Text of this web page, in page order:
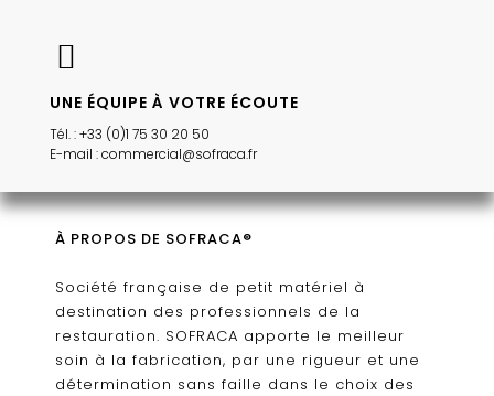
UNE ÉQUIPE À VOTRE ÉCOUTE
Tél. : +33 (0)1 75 30 20 50
E-mail : commercial@sofraca.fr
À PROPOS DE SOFRACA®
Société française de petit matériel à
destination des professionnels de la
restauration. SOFRACA apporte le meilleur
soin à la fabrication, par une rigueur et une
détermination sans faille dans le choix des